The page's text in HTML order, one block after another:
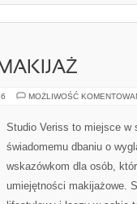
MOŻLIWOŚĆ
Studio Veriss to miejsce w
świadomemu dbaniu o
wskazówkom dla osób,
umiejętności makijażowe.